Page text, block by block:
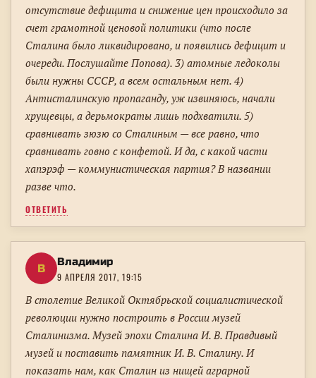
отсутствие дефицита и снижение цен происходило за
счет грамотной ценовой политики (что после
Сталина было ликвидировано, и появились дефицит и
очереди. Послушайте Попова). 3) атомные ледоколы
были нужны СССР, а всем остальным нет. 4)
Антисталинскую пропаганду, уж извиняюсь, начали
хрущевцы, а дерьмократы лишь подхватили. 5)
сравнивать зюзю со Сталиным — все равно, что
сравнивать говно с конфетой. И да, с какой части
хапэрэф — коммунистическая партия? В названии
разве что.
ОТВЕТИТЬ
В Владимир
9 АПРЕЛЯ 2017, 19:15
В столетие Великой Октябрьской социалистической
революции нужно построить в России музей
Сталинизма. Музей эпохи Сталина И. В. Правдивый
музей и поставить памятник И. В. Сталину. И
показать нам, как Сталин из нищей аграрной